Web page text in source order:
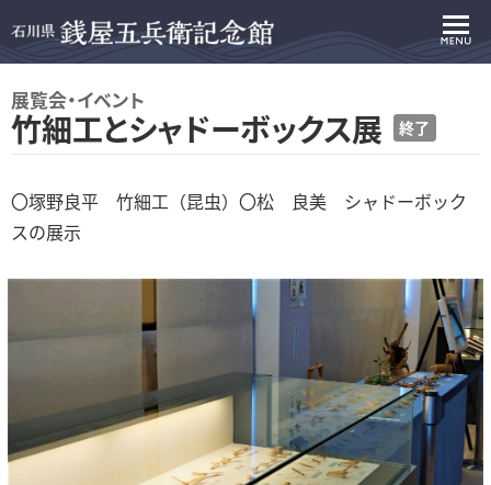
展覧会・イベント
竹細工とシャドーボックス展 終了
〇塚野良平 竹細工（昆虫）〇松 良美 シャドーボック
スの展示